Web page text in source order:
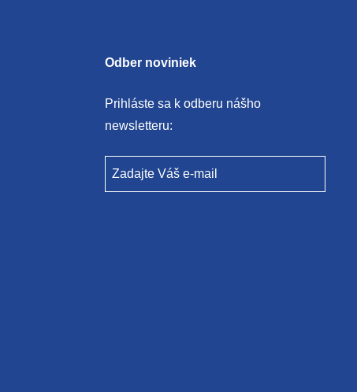
Odber noviniek
Prihláste sa k odberu nášho
newsletteru:
Zadajte Váš e-mail